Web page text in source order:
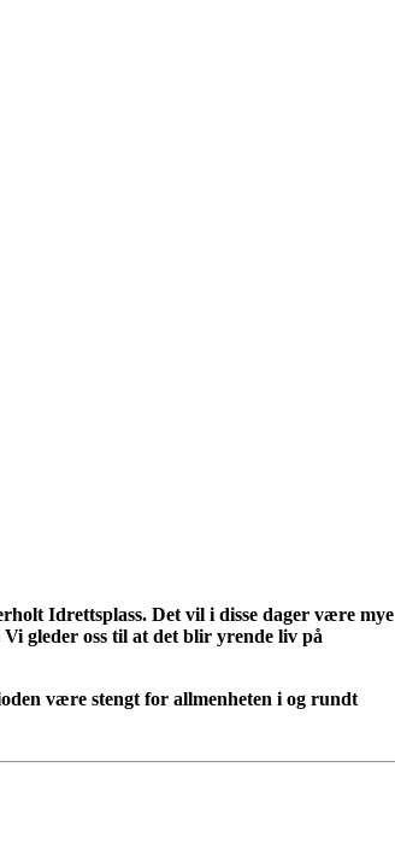
Idrettsplass. Det vil i disse dager være mye
gleder oss til at det blir yrende liv på
være stengt for allmenheten i og rundt